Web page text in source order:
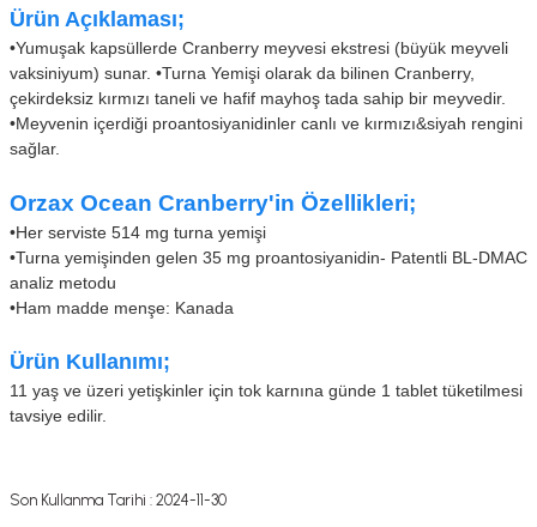
Ürün Açıklaması;
•Yumuşak kapsüllerde Cranberry meyvesi ekstresi (büyük meyveli
vaksiniyum) sunar. •Turna Yemişi olarak da bilinen Cranberry,
çekirdeksiz kırmızı taneli ve hafif mayhoş tada sahip bir meyvedir.
•Meyvenin içerdiği proantosiyanidinler canlı ve kırmızı&siyah rengini
sağlar.
Orzax Ocean Cranberry'in Özellikleri;
•Her serviste 514 mg turna yemişi
•Turna yemişinden gelen 35 mg proantosiyanidin- Patentli BL-DMAC
analiz metodu
•Ham madde menşe: Kanada
Ürün Kullanımı;
11 yaş ve üzeri yetişkinler için tok karnına günde 1 tablet tüketilmesi
tavsiye edilir.
Son Kullanma Tarihi : 2024-11-30